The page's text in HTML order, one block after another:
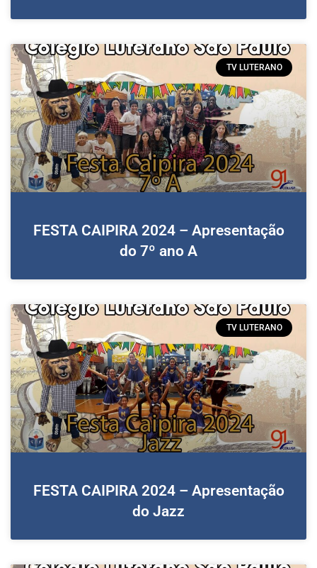
TV LUTERANO
FESTA CAIPIRA 2024 – Apresentação
do 7º ano A
TV LUTERANO
FESTA CAIPIRA 2024 – Apresentação
do Jazz